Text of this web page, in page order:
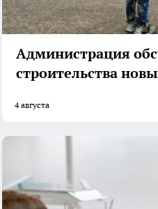
Администрация
строительства
4 августа